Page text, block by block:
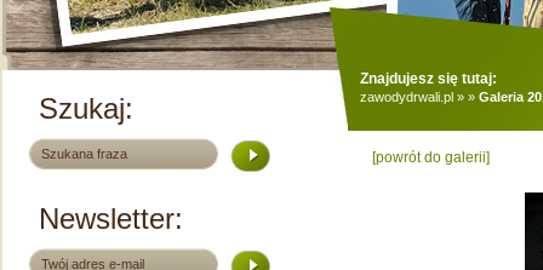
Szukaj:
Newsletter:
Znajdujesz się tutaj:
zawodydrwali.pl » » Galeria
[powrót do galerii]